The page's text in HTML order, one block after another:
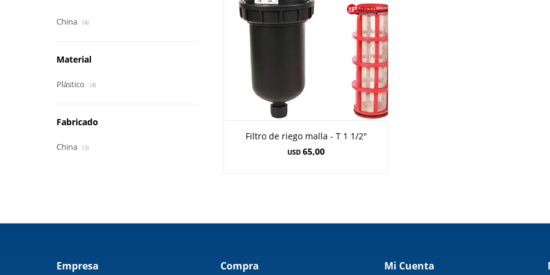
Filtro de riego malla - T 1 1/2"
USD 65,00
China (4)
Material
Plástico (4)
Fabricado
China (3)
Empresa Compra Mi Cuenta